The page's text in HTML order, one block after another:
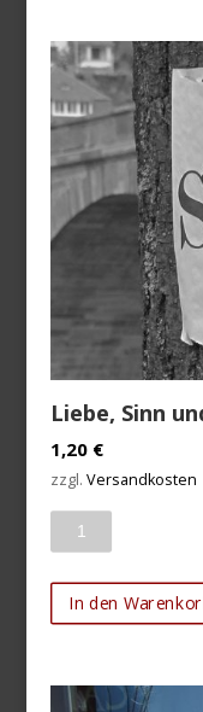
Liebe, Sinn
1,20 €
zzgl.Versandkosten
In den